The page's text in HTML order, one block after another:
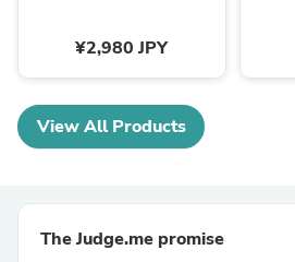
¥2,980 JPY
View All Products
The Judge.me promise